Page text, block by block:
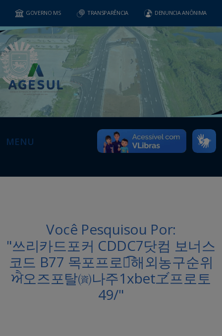
GOVERNO MS TRANSPARÊNCIA DENUNCIA ANÔNIMA
MENU
Você Pesquisou Por:
"쓰리카드포커 CDDC7닷컴 보너스
코드 B77 목포프로토͡해외농구순위
ਐ오즈포탈㈾나주1xbetヹ프로토
49/"